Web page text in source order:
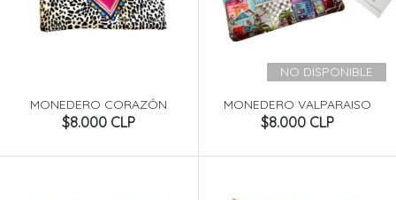
MONEDERO CORAZÓN
$8.000 CLP
NO DISPONIBLE
MONEDERO VALPARAISO
$8.000 CLP